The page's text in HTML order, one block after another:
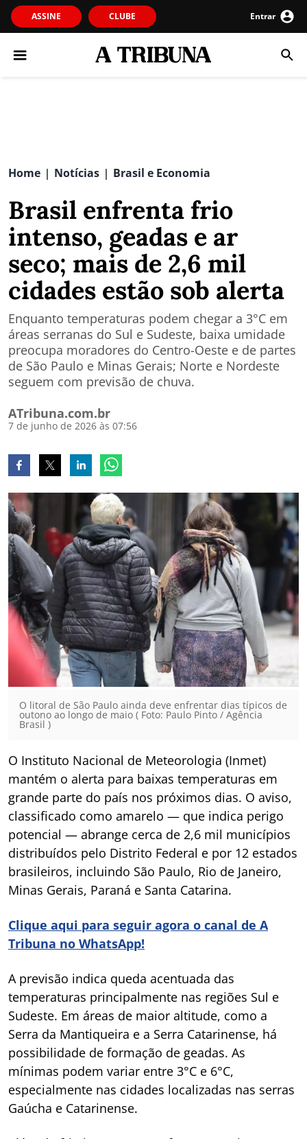
ASSINE CLUBE Entrar
Home | Notícias | Brasil e Economia
Brasil enfrenta frio
intenso, geadas e ar
seco; mais de 2,6 mil
cidades estão sob alerta
Enquanto temperaturas podem chegar a 3°C em
áreas serranas do Sul e Sudeste, baixa umidade
preocupa moradores do Centro-Oeste e de partes
de São Paulo e Minas Gerais; Norte e Nordeste
seguem com previsão de chuva.
ATribuna.com.br
7 de junho de 2026 às 07:56
O litoral de São Paulo ainda deve enfrentar dias típicos de
outono ao longo de maio ( Foto: Paulo Pinto / Agência
Brasil )
O Instituto Nacional de Meteorologia (Inmet)
mantém o alerta para baixas temperaturas em
grande parte do país nos próximos dias. O aviso,
classificado como amarelo — que indica perigo
potencial — abrange cerca de 2,6 mil municípios
distribuídos pelo Distrito Federal e por 12 estados
brasileiros, incluindo São Paulo, Rio de Janeiro,
Minas Gerais, Paraná e Santa Catarina.
Clique aqui para seguir agora o canal de A
Tribuna no WhatsApp!
A previsão indica queda acentuada das
temperaturas principalmente nas regiões Sul e
Sudeste. Em áreas de maior altitude, como a
Serra da Mantiqueira e a Serra Catarinense, há
possibilidade de formação de geadas. As
mínimas podem variar entre 3°C e 6°C,
especialmente nas cidades localizadas nas serras
Gaúcha e Catarinense.